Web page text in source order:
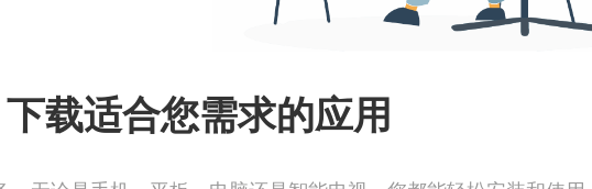
下载适合您需求的应用